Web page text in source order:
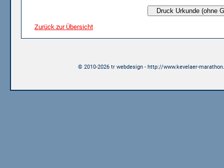
Zurück zur Übersicht
© 2010-2026 tr webdesign - http://www.kevelaer-